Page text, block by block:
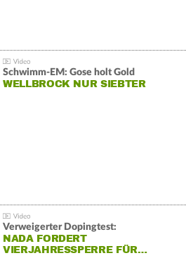
Schwimm-EM: Gose holt Gold
WELLBROCK NUR SIEBTER
Verweigerter Dopingtest:
NADA FORDERT
VIERJAHRESSPERRE FÜR…